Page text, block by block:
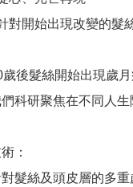
對開始出現改變的髮
歲後髮絲開始出現歲月
科研聚焦在不同人生
：
髮絲及頭皮層的多